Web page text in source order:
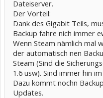
Dateiserver.
Der Vorteil:
Dank des Gigabit Teils,
Backup fahre nich immer
Wenn Steam nämlich mal
der automatisch nen
Steam (Sind die
1.6 usw). Sind immer hin
Dazu kommt nochn
Updates.